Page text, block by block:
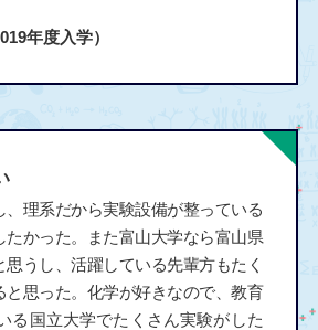
年度入学）
、理系だから実験設備が整っている
たかった。また富山大学なら富山県
うし、活躍している先輩方もたく
と思った。化学が好きなので、教育
る国立大学でたくさん実験がした